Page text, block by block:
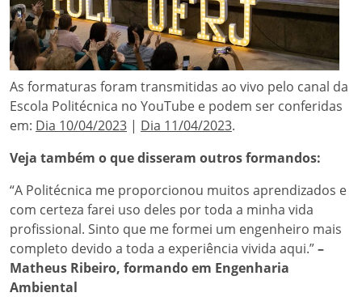
As formaturas foram transmitidas ao vivo pelo canal da
Escola Politécnica no YouTube e podem ser conferidas
em: Dia 10/04/2023 | Dia 11/04/2023.
Veja também o que disseram outros formandos:
“A Politécnica me proporcionou muitos aprendizados e
com certeza farei uso deles por toda a minha vida
profissional. Sinto que me formei um engenheiro mais
completo devido a toda a experiência vivida aqui.”–
Matheus Ribeiro, formando em Engenharia
Ambiental